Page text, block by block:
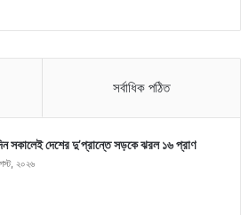
সর্বাধিক পঠিত
সকালেই দেশের দু’প্রান্তে সড়কে ঝরল ১৬ প্রাণ
২০২৬